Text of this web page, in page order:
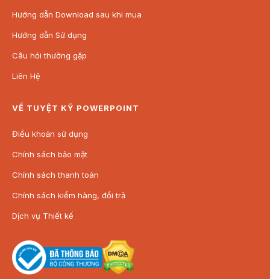
Hướng dẫn Download sau khi mua
Hướng dẫn Sử dụng
Câu hỏi thường gặp
Liên Hệ
VỀ TUYỆT KỸ POWERPOINT
Điều khoản sử dụng
Chính sách bảo mật
Chính sách thanh toán
Chính sách kiểm hàng, đổi trả
Dịch vụ Thiết kế